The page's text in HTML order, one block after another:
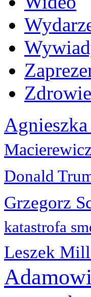
Zdrowie
Macierewicz
Donald
Grzegorz
katastrofa
Leszek